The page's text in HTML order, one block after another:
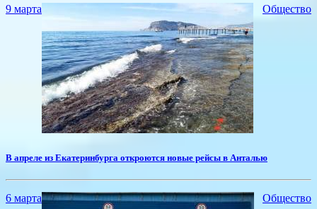
9 марта Общество
В апреле из Екатеринбурга откроются новые рейсы в Анталью
6 марта Общество